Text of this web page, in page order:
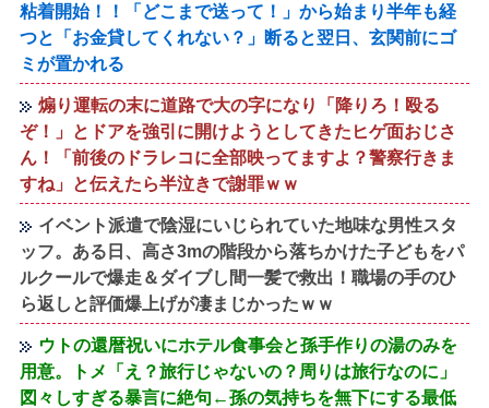
粘着開始！！「どこまで送って！」から始まり半年も経
つと「お金貸してくれない？」断ると翌日、玄関前にゴ
ミが置かれる
煽り運転の末に道路で大の字になり「降りろ！殴る
ぞ！」とドアを強引に開けようとしてきたヒゲ面おじさ
ん！「前後のドラレコに全部映ってますよ？警察行きま
すね」と伝えたら半泣きで謝罪ｗｗ
イベント派遣で陰湿にいじられていた地味な男性スタ
ッフ。ある日、高さ3mの階段から落ちかけた子どもをパ
ルクールで爆走＆ダイブし間一髪で救出！職場の手のひ
ら返しと評価爆上げが凄まじかったｗｗ
ウトの還暦祝いにホテル食事会と孫手作りの湯のみを
用意。トメ「え？旅行じゃないの？周りは旅行なのに」
図々しすぎる暴言に絶句←孫の気持ちを無下にする最低